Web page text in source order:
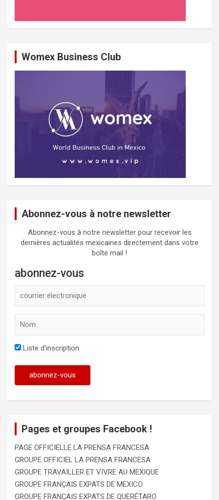
Womex Business Club
Abonnez-vous à notre newsletter
Abonnez-vous à notre newsletter pour recevoir les
dernières actualités mexicaines directement dans votre
boîte mail !
abonnez-vous
Liste d'inscription
Pages et groupes Facebook !
PAGE OFFICIELLE LA PRENSA FRANCESA
GROUPE OFFICIEL LA PRENSA FRANCESA
GROUPE TRAVAILLER ET VIVRE AU MEXIQUE
GROUPE FRANÇAIS EXPATS DE MEXICO
GROUPE FRANÇAIS EXPATS DE QUERÉTARO